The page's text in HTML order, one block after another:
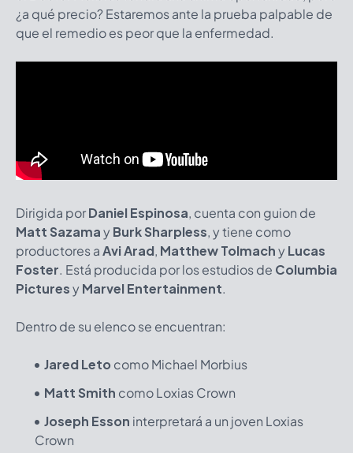
¿a qué precio? Estaremos ante la prueba palpable de
que el remedio es peor que la enfermedad.
Dirigida porDaniel Espinosa, cuenta con guion de
Matt SazamayBurk Sharpless, y tiene como
productores aAvi Arad, Matthew TolmachyLucas
Foster. Está producida por los estudios de Columbia
PicturesyMarvel Entertainment.
Dentro de su elenco se encuentran:
Jared Leto como Michael Morbius
Matt Smith como Loxias Crown
Joseph Esson interpretará a un joven Loxias
Crown